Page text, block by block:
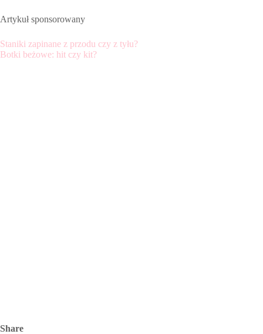
Artykuł sponsorowany
Staniki zapinane z przodu czy z tyłu?
Botki beżowe: hit czy kit?
Share